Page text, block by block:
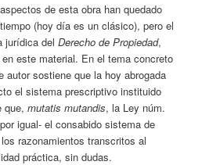
de esta obra han quedado
(hoy día es un clásico), pero el
jurídica delDerecho de Propiedad,
este material. En el tema concreto
autor sostiene que la hoy abrogada
el sistema prescriptivo instituido
que,mutatis mutandis, la Ley núm.
igual- el consabido sistema de
razonamientos transcritos al
práctica, sin dudas.